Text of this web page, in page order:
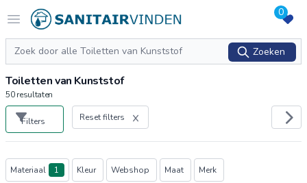
Open menu
Logo sanitairvinden.nl 0
Zoeken
Zoeken
Toiletten van Kunststof
50resultaten
Filters Reset filters
Producten
Materiaal 1 Kleur Webshop Maat Merk